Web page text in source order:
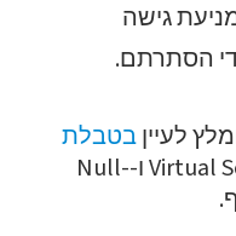
גישה
הסתרתם.
לעייןבטבלת
אה בין Virtual Serial Port Driver ו-Null-